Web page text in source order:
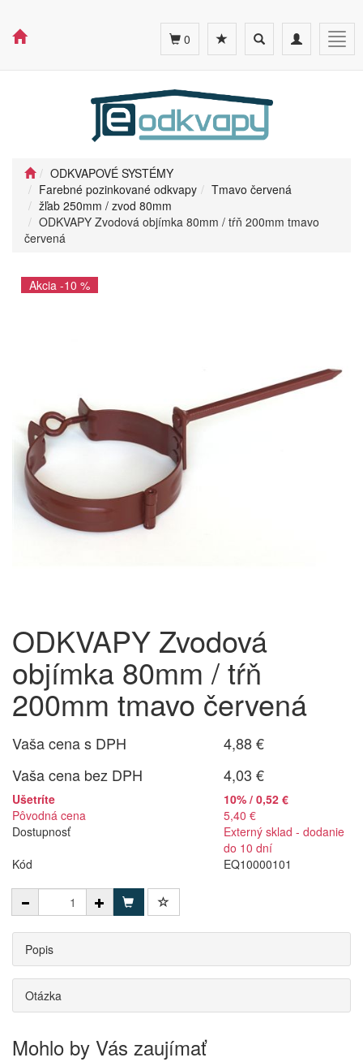
Toggle
navigation
Toggle
search
0
ODKVAPOVÉ SYSTÉMY
Farebné pozinkované odkvapy
Tmavo červená
žľab 250mm / zvod 80mm
ODKVAPY Zvodová objímka 80mm / tŕň 200mm tmavo
červená
Akcia -10 %
ODKVAPY Zvodová
objímka 80mm / tŕň
200mm tmavo červená
Vaša cena s DPH
4,88 €
Vaša cena bez DPH
4,03 €
Ušetríte
10% / 0,52 €
Pôvodná cena
5,40 €
Dostupnosť
Externý sklad - dodanie
do 10 dní
Kód
EQ10000101
Popis
Otázka
Mohlo by Vás zaujímať